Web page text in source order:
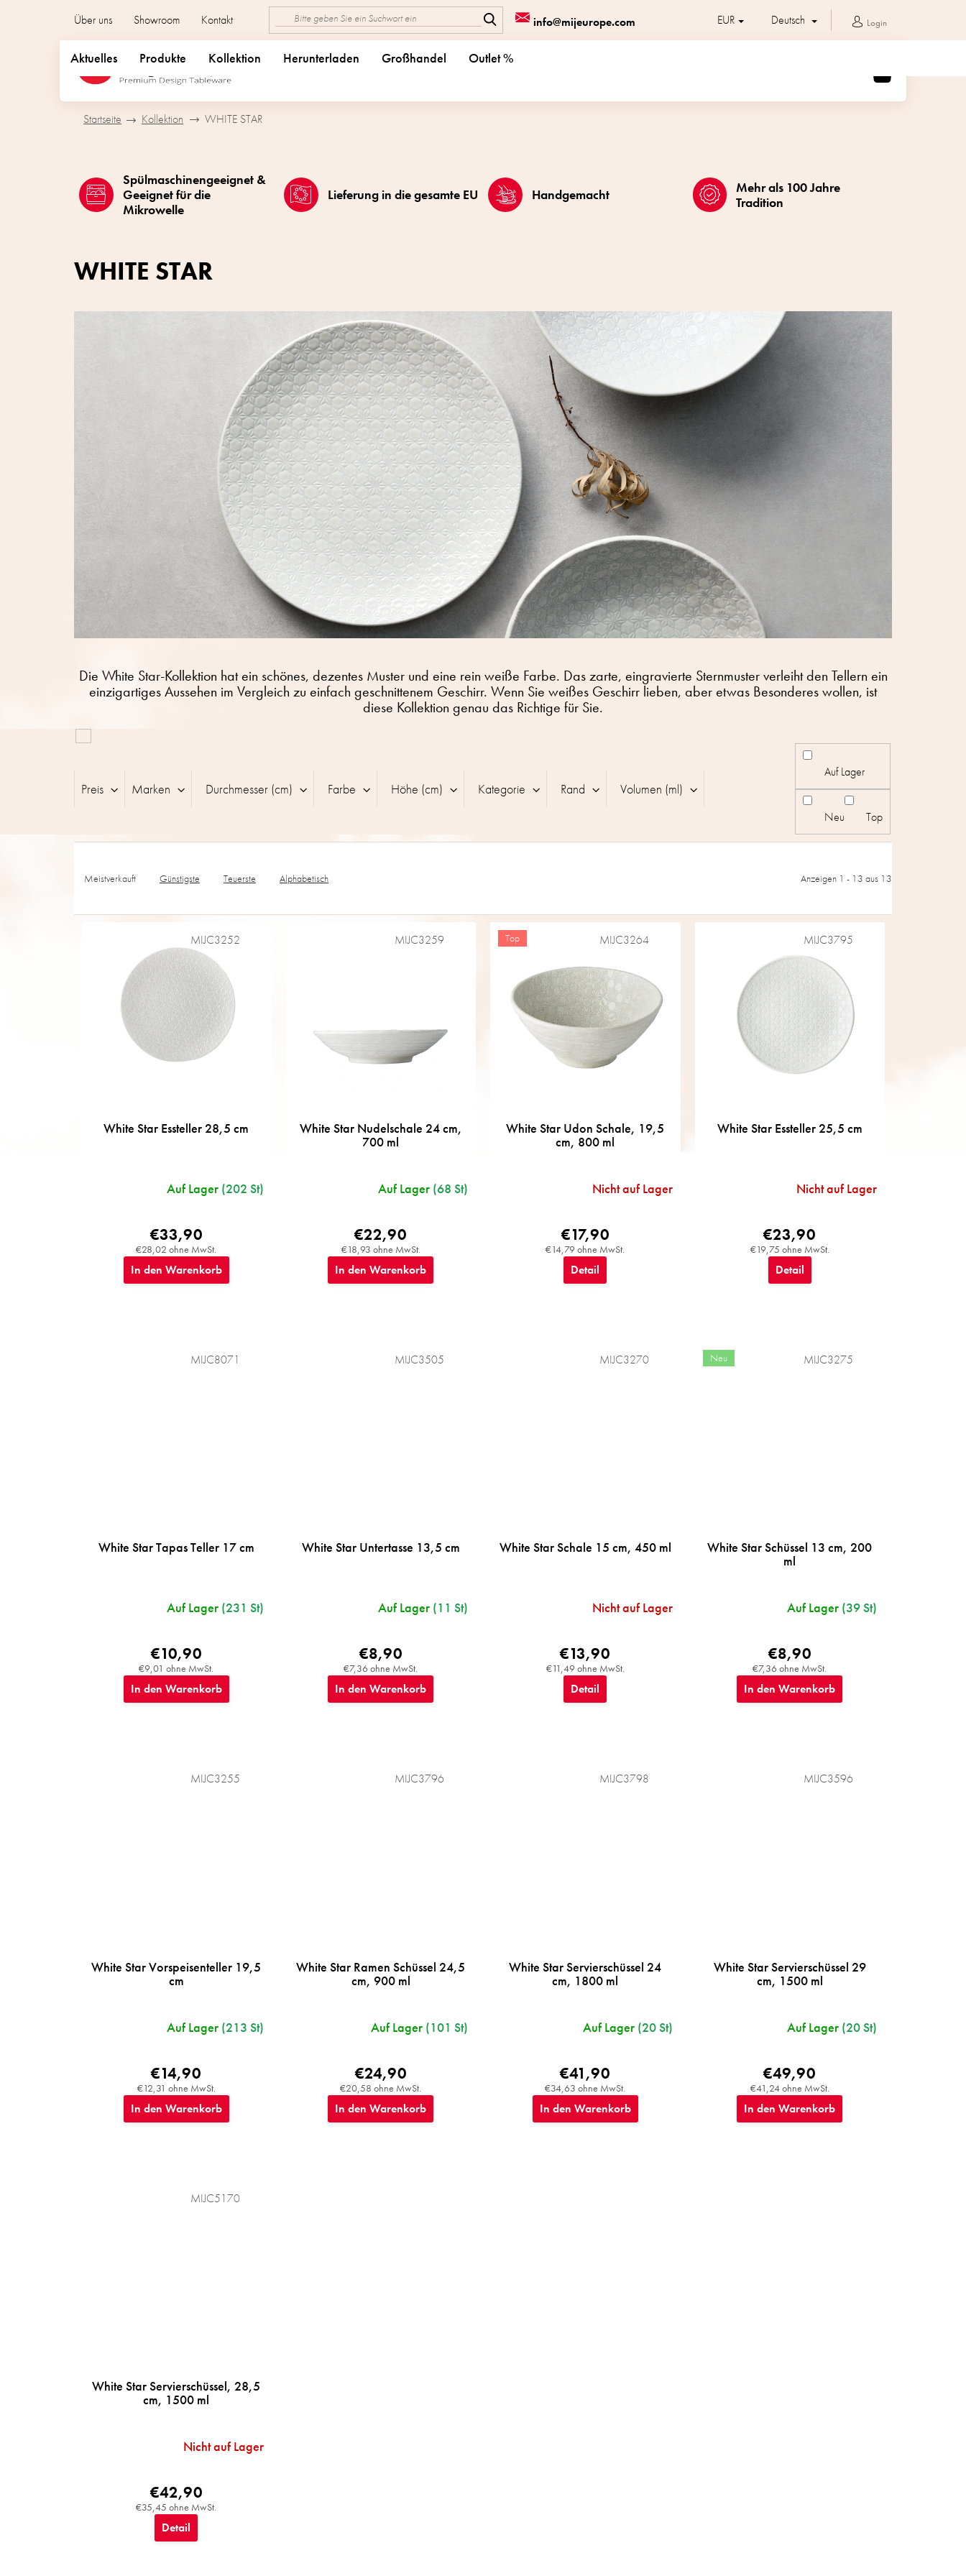
info@mijeurope.com
Über uns Showroom Kontakt EUR Deutsch Login
WARENKORB
Aktuelles Produkte Kollektion Herunterladen Großhandel Outlet %
Startseite Kollektion WHITE STAR
WHITE STAR
Die White Star-Kollektion hat ein schönes, dezentes Muster und eine rein weiße Farbe. Das zarte, eingravierte Sternmuster verleiht den Tellern ein
einzigartiges Aussehen im Vergleich zu einfach geschnittenem Geschirr. Wenn Sie weißes Geschirr lieben, aber etwas Besonderes wollen, ist
diese Kollektion genau das Richtige für Sie.
Meistverkauft Günstigste Teuerste Alphabetisch Anzeigen 1 - 13 aus 13
Auf Lager
Neu Top
Marken Durchmesser (cm) Farbe Höhe (cm) Kategorie Rand Volumen (ml)
Preis
s
r
d
White Star Essteller 28,5 cm
Auf Lager (202 St)
€28,02 ohne MwSt.
€33,90
In den Warenkorb
MIJC3252
White Star Nudelschale 24 cm,
700 ml
Auf Lager (68 St)
€18,93 ohne MwSt.
€22,90
In den Warenkorb
MIJC3259 Top
White Star Udon Schale, 19,5
cm, 800 ml
Nicht auf Lager
€14,79 ohne MwSt.
€17,90
Detail
MIJC3264
White Star Essteller 25,5 cm
Nicht auf Lager
€19,75 ohne MwSt.
€23,90
Detail
MIJC3795
White Star Tapas Teller 17 cm
Auf Lager (231 St)
€9,01 ohne MwSt.
€10,90
In den Warenkorb
MIJC8071
White Star Untertasse 13,5 cm
Auf Lager (11 St)
€7,36 ohne MwSt.
€8,90
In den Warenkorb
MIJC3505
White Star Schale 15 cm, 450 ml
Nicht auf Lager
€11,49 ohne MwSt.
€13,90
Detail
MIJC3270 Neu
White Star Schüssel 13 cm, 200
ml
Auf Lager (39 St)
€7,36 ohne MwSt.
€8,90
In den Warenkorb
MIJC3275
White Star Vorspeisenteller 19,5
cm
Auf Lager (213 St)
€12,31 ohne MwSt.
€14,90
In den Warenkorb
MIJC3255
White Star Ramen Schüssel 24,5
cm, 900 ml
Auf Lager (101 St)
€20,58 ohne MwSt.
€24,90
In den Warenkorb
MIJC3796
White Star Servierschüssel 24
cm, 1800 ml
Auf Lager (20 St)
€34,63 ohne MwSt.
€41,90
In den Warenkorb
MIJC3798
White Star Servierschüssel 29
cm, 1500 ml
Auf Lager (20 St)
€41,24 ohne MwSt.
€49,90
In den Warenkorb
MIJC3596
White Star Servierschüssel, 28,5
cm, 1500 ml
Nicht auf Lager
€35,45 ohne MwSt.
€42,90
Detail
MIJC5170
Spülmaschinengeeignet &
Geeignet für die
Mikrowelle
Lieferung in die gesamte EU Handgemacht
Mehr als 100 Jahre
Tradition